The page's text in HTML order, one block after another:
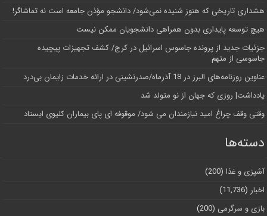
هشداری تاریخی که هنوز شنیده نمی‌شود/ دانشجو مؤذن جامعه است نه تماشاگر!
هیچ توسعه پایداری بدون همراهی دانشجویان ممکن نیست
جزئیات جدید از پرونده جاسوس اسرائیل در کرج/‌ کشف تجهیزات پیچیده
جاسوسی از متهم
عناوین روزنامه‌های البرز در ‌18 آذرماه/صدرنشینی در ارائه خدمات زایمان بی‌درد
یادداشت| روزی که جهان از نو متولد شد
وقتی وقف چراغ امید نیازمندان می شود/ موقوفه ای پای بیماران کلیوی ایستاد
دسته‌ها
آشپزی و غذا (200)
اخبار (11,736)
بازی و سرگرمی (200)